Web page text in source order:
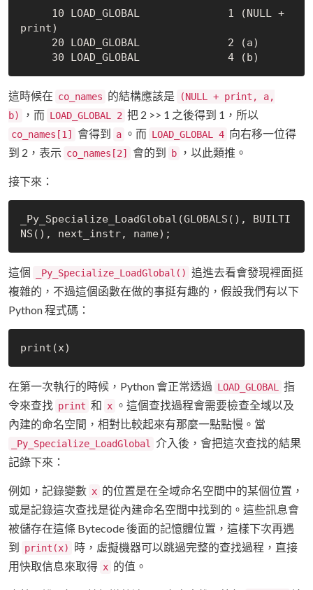
print)
這時候在 co_names 的結構應該是
(NULL + print, a,
b)
，而 LOAD_GLOBAL 2 把 2 >> 1 之後得到 1，所以
co_names[1] 會得到 a 。而 LOAD_GLOBAL 4 向右移一位得
到 2，表示 co_names[2] 會的到 b ，以此類推。
接下來：
_Py_Specialize_LoadGlobal(GLOBALS(), BUILTI
這個 _Py_Specialize_LoadGlobal() 追進去看會發現裡面挺
複雜的，不過這個函數在做的事挺有趣的，假設我們有以下
Python 程式碼：
在第一次執行的時候，Python 會正常透過 LOAD_GLOBAL 指
令來查找 print 和 x 。這個查找過程會需要檢查全域以及
內建的命名空間，相對比較起來有那麼一點點慢。當
_Py_Specialize_LoadGlobal 介入後，會把這次查找的結果
記錄下來：
例如，記錄變數 x 的位置是在全域命名空間中的某個位置，
或是記錄這次查找是從內建命名空間中找到的。這些訊息會
被儲存在這條 Bytecode 後面的記憶體位置，這樣下次再遇
到
print(x)
時，虛擬機器可以跳過完整的查找過程，直接
用快取信息來取得 x 的值。